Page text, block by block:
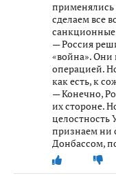
сделаем все
санкционные
— Россия
«война». Они
операцией.
как есть, к
— Конечно,
их стороне.
целостность
признаем ни
Донбассом,